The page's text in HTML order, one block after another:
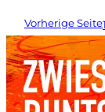
Vorherige Seite1